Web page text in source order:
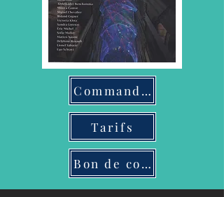
Commander
Tarifs
Bon de commande